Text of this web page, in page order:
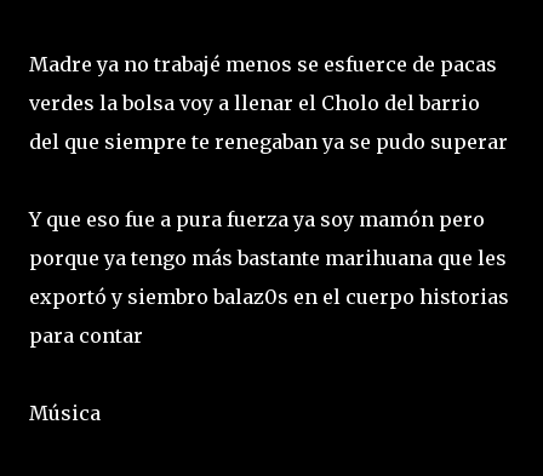
Madre ya no trabajé menos se esfuerce de pacas
verdes la bolsa voy a llenar el Cholo del barrio
del que siempre te renegaban ya se pudo superar
Y que eso fue a pura fuerza ya soy mamón pero
porque ya tengo más bastante marihuana que les
exportó y siembro balaz0s en el cuerpo historias
para contar
Música